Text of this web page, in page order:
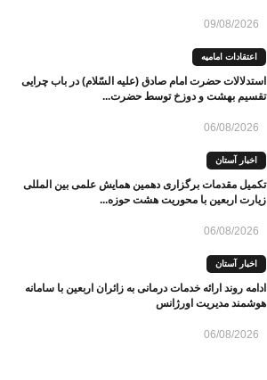
09/08/2026
اعتقادات امامیه
استدلالات حضرت امام صادق (علیه السّلام) در باب چرایی
تقسیم بهشت و دوزخ توسط حضرت...
06/08/2026
اخبار آستان
تکمیل مقدمات برگزاری دهمین همایش علمی بین المللی
زیارت اربعین با محوریت هشت حوزه...
06/08/2026
اخبار آستان
ادامه روند ارائه خدمات درمانی به زائران اربعین با سامانه
هوشمند مدیریت اورژانس
06/08/2026